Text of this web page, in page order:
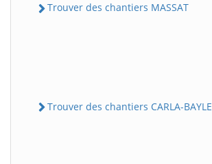
Trouver des chantiers MASSAT
Trouver des chantiers CARLA-BAYLE